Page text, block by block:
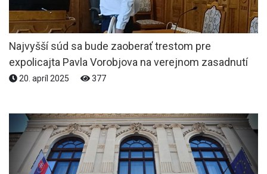
Najvyšší súd sa bude zaoberať trestom pre
expolicajta Pavla Vorobjova na verejnom zasadnutí
20. apríl 2025 377